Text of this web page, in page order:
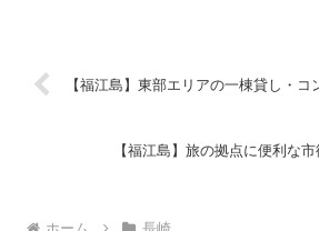
【福江島】東部エリアの一棟貸し・コ
【福江島】旅の拠点に便利な